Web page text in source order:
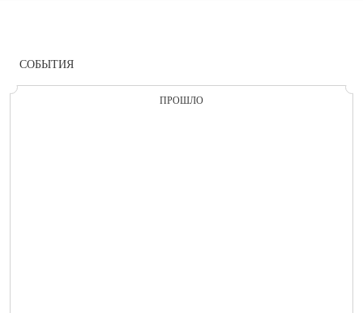
СОБЫТИЯ
ПРОШЛО